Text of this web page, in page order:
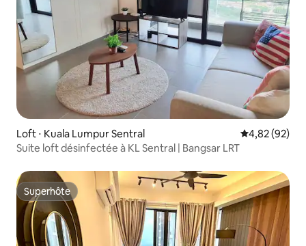
Loft ⋅ Kuala Lumpur Sentral Évaluation
4,82 (92)
Suite loft désinfectée à KL Sentral | Bangsar LRT
Superhôte
Superhôte